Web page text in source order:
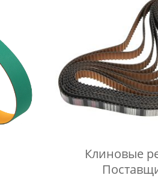
Клиновые